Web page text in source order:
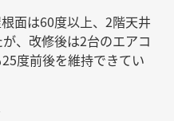
面は60度以上、2階天井
、改修後は2台のエアコ
度前後を維持できてい